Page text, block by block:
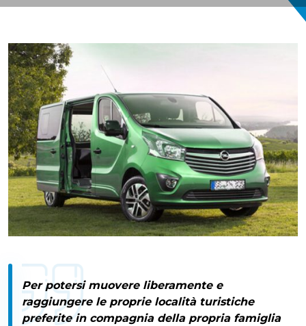
Per potersi muovere liberamente e
raggiungere le proprie località turistiche
preferite in compagnia della propria famiglia